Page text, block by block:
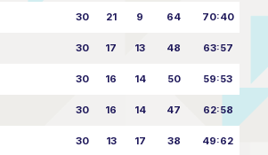
30 21 9 64 70:40
30 17 13 48 63:57
30 16 14 50 59:53
30 16 14 47 62:58
30 13 17 38 49:62